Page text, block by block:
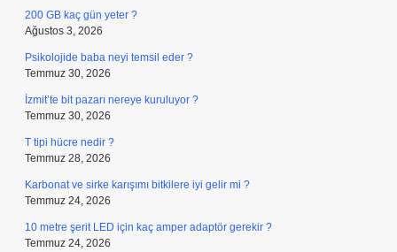
200 GB kaç gün yeter ?
Ağustos 3, 2026
Psikolojide baba neyi temsil eder ?
Temmuz 30, 2026
İzmit’te bit pazarı nereye kuruluyor ?
Temmuz 30, 2026
T tipi hücre nedir ?
Temmuz 28, 2026
Karbonat ve sirke karışımı bitkilere iyi gelir mi ?
Temmuz 24, 2026
10 metre şerit LED için kaç amper adaptör gerekir ?
Temmuz 24, 2026